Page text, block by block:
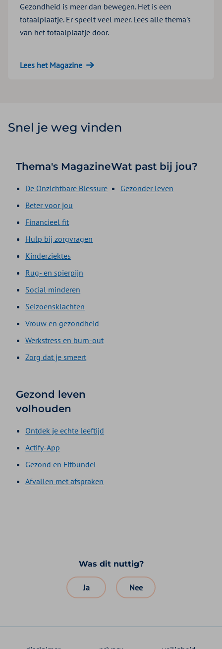
Gezondheid is meer dan bewegen. Het is een
totaalplaatje. Er speelt veel meer. Lees alle thema's
van het totaalplaatje door.
Lees het Magazine
Snel je weg vinden
Thema's Magazine
De Onzichtbare Blessure
Beter voor jou
Financieel fit
Hulp bij zorgvragen
Kinderziektes
Rug- en spierpijn
Social minderen
Seizoensklachten
Vrouw en gezondheid
Werkstress en burn-out
Zorg dat je smeert
Wat past bij jou?
Gezonder leven
Gezond leven
volhouden
Ontdek je echte leeftijd
Actify-App
Gezond en Fitbundel
Afvallen met afspraken
Was dit nuttig?
Ja Nee